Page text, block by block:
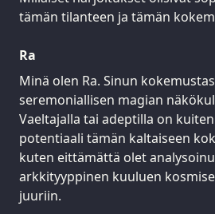
tämän tilanteen ja tämän
Ra
Minä olen Ra. Sinun
seremoniallisen magian
Vaeltajalla tai adeptilla on
potentiaali tämän kaltaiseen
kuten eittämättä olet
arkkityyppinen kuuluen
juuriin.